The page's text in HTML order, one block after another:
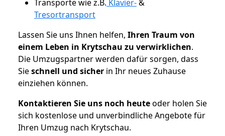
Transporte wie z.B. Klavier-&
Tresortransport
Lassen Sie uns Ihnen helfen, Ihren Traum von
einem Leben in Krytschau zu verwirklichen.
Die Umzugspartner werden dafür sorgen, dass
Sieschnell und sicher in Ihr neues Zuhause
einziehen können.
Kontaktieren Sie uns noch heuteoder holen Sie
sich kostenlose und unverbindliche Angebote für
Ihren Umzug nach Krytschau.